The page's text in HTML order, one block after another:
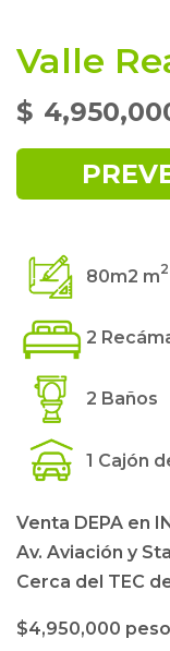
Valle
$
80m2 m2
2
2 Baños
1 Cajón
Venta DEPA en
Av. Aviación y
Cerca del TEC
$4,950,000